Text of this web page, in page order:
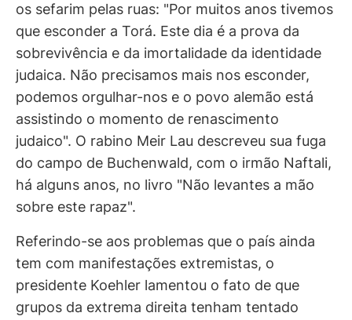
os sefarim pelas ruas: "Por muitos anos tivemos
que esconder a Torá. Este dia é a prova da
sobrevivência e da imortalidade da identidade
judaica. Não precisamos mais nos esconder,
podemos orgulhar-nos e o povo alemão está
assistindo o momento de renascimento
judaico". O rabino Meir Lau descreveu sua fuga
do campo de Buchenwald, com o irmão Naftali,
há alguns anos, no livro "Não levantes a mão
sobre este rapaz".
Referindo-se aos problemas que o país ainda
tem com manifestações extremistas, o
presidente Koehler lamentou o fato de que
grupos da extrema direita tenham tentado